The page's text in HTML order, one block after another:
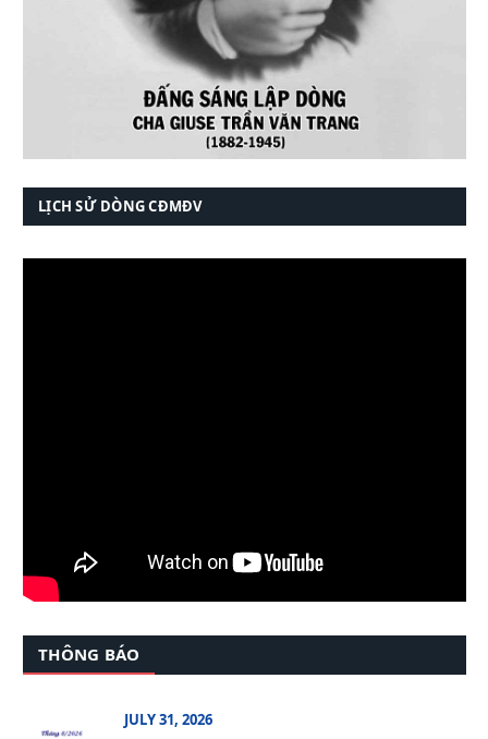
LỊCH SỬ DÒNG CĐMĐV
THÔNG BÁO
JULY 31, 2026